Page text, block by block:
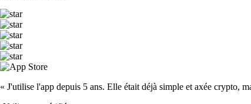
« J'utilise l'app depuis 5 ans. Elle était déjà simple et axée crypto,